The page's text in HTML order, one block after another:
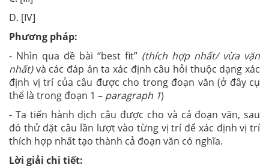
D. [IV]
Phương pháp:
- Nhìn qua đề bài “best fit” (thích hợp nhất/ vừa vặn
nhất)và các đáp án ta xác định câu hỏi thuộc dạng xác
định vị trí của câu được cho trong đoạn văn (ở đây cụ
thể là trong đoạn 1 – paragraph 1)
- Ta tiến hành dịch câu được cho và cả đoạn văn, sau
đó thử đặt câu lần lượt vào từng vị trí để xác định vị trí
thích hợp nhất tạo thành cả đoạn văn có nghĩa.
Lời giải chi tiết: